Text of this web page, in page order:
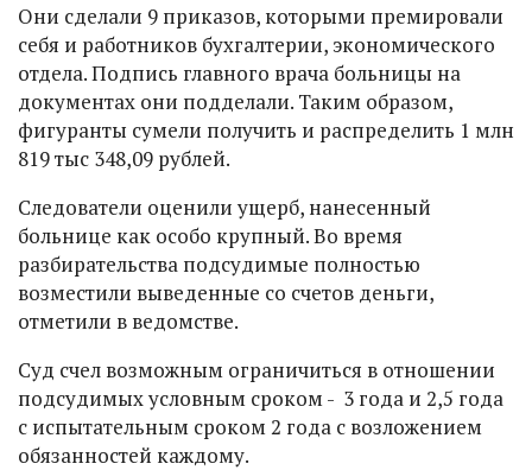
Они сделали 9 приказов, которыми премировали
себя и работников бухгалтерии, экономического
отдела. Подпись главного врача больницы на
документах они подделали. Таким образом,
фигуранты сумели получить и распределить 1 млн
819 тыс 348,09 рублей.
Следователи оценили ущерб, нанесенный
больнице как особо крупный. Во время
разбирательства подсудимые полностью
возместили выведенные со счетов деньги,
отметили в ведомстве.
Суд счел возможным ограничиться в отношении
подсудимых условным сроком - 3 года и 2,5 года
с испытательным сроком 2 года с возложением
обязанностей каждому.